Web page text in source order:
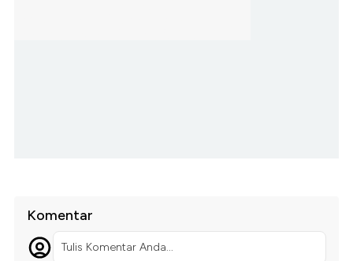
Komentar
Tulis Komentar Anda...